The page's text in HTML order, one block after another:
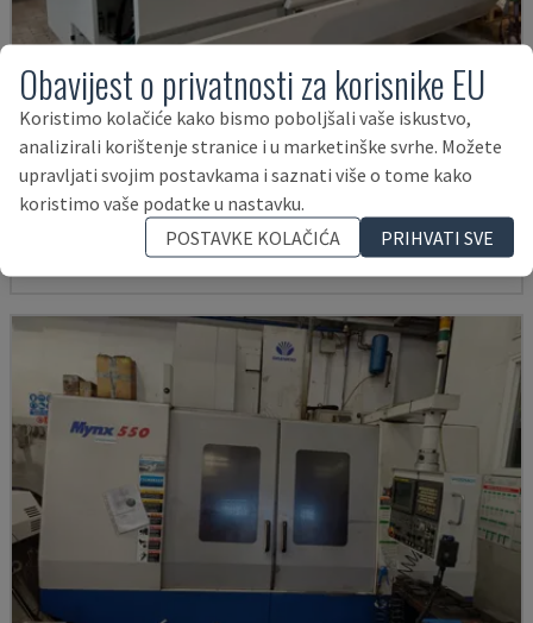
U5-1530
SPINNER - VERTIKALNI OBRADNI CENTAR
NJEMAČKA 2021 6.000 SATI
145.000 €
Obavijest o privatnosti za korisnike EU
Koristimo kolačiće kako bismo poboljšali vaše iskustvo,
analizirali korištenje stranice i u marketinške svrhe. Možete
upravljati svojim postavkama i saznati više o tome kako
koristimo vaše podatke u nastavku.
POSTAVKE KOLAČIĆA
PRIHVATI SVE